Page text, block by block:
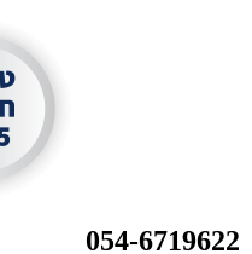
054-6719622